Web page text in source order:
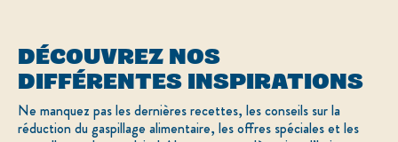
LOCATION
Canada Sélectionnez votre pays
DÉCOUVREZ NOS
DIFFÉRENTES INSPIRATIONS
Ne manquez pas les dernières recettes, les conseils sur la
réduction du gaspillage alimentaire, les offres spéciales et les